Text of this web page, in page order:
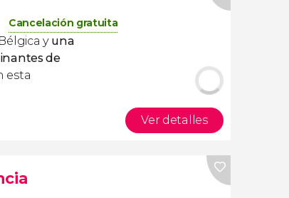
Cancelación gratuita
y una
de
esta
Ver detalles